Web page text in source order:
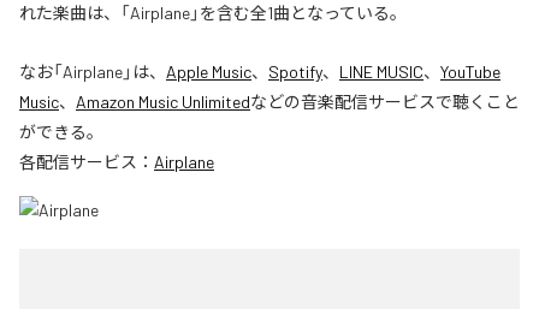
れた楽曲は、「Airplane」を含む全1曲となっている。
なお「Airplane」は、 Apple Music、 Spotify、 LINE MUSIC、 YouTube
Music、 Amazon Music Unlimitedなどの音楽配信サービスで聴くこと
ができる。
各配信サービス： Airplane